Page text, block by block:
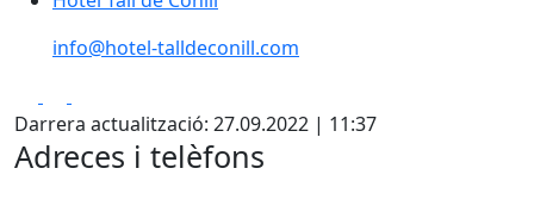
info@hotel-talldeconill.com
Darrera actualització: 27.09.2022 | 11:37
Adreces i telèfons